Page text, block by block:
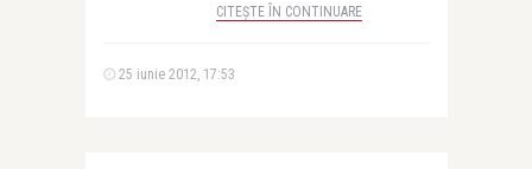
CITEȘTE ÎN CONTINUARE
25 iunie 2012, 17:53